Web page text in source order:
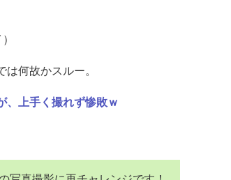
何故かスルー。
、上手く撮れず惨敗ｗ